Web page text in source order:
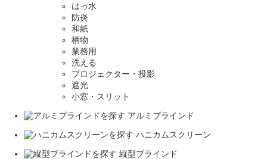
はっ水
防炎
和紙
柄物
業務用
洗える
プロジェクター・投影
遮光
小窓・スリット
アルミブラインド
ハニカムスクリーン
縦型ブラインド